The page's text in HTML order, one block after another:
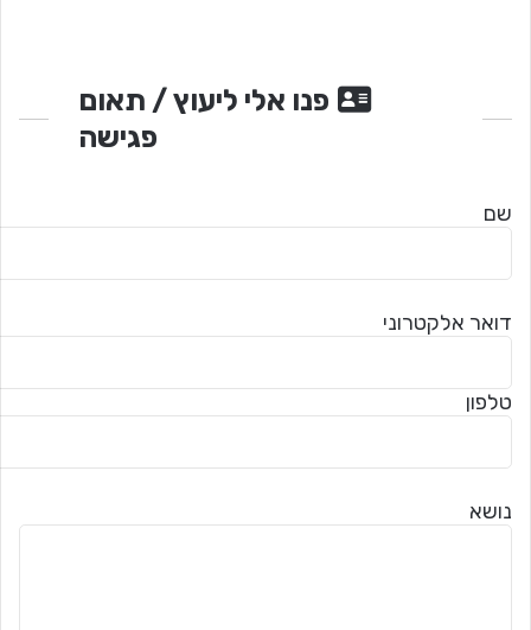
פנו אלי ליעוץ / תאום
פגישה
שם
דואר אלקטרוני
טלפון
נושא